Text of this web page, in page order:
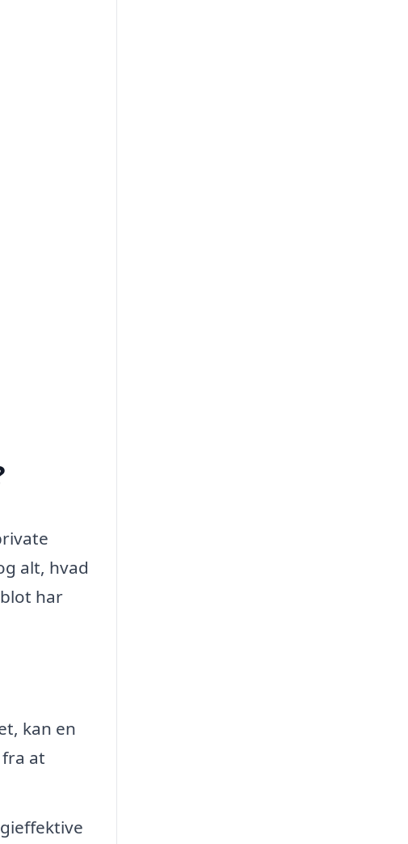
alt, hvad
har
kan en
at